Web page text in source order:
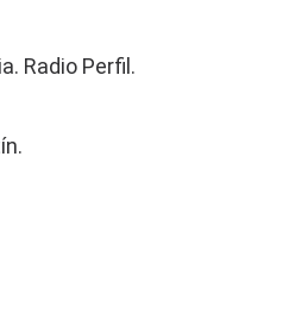
Radio Perfil.